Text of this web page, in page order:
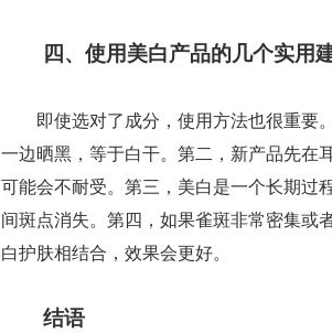
四、使用美白产品的几个实用
即使选对了成分，使用方法也很重要。
一边晒黑，等于白干。第二，新产品先在
可能会不耐受。第三，美白是一个长期过
间斑点消失。第四，如果雀斑非常密集或
白护肤相结合，效果会更好。
结语